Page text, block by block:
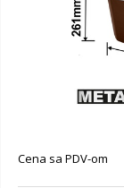
Cena sa PDV-om